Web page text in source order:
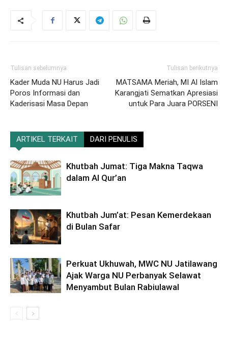
Tulisan sebelumnya
Kader Muda NU Harus Jadi
Poros Informasi dan
Kaderisasi Masa Depan
Tulisan berikutnya
MATSAMA Meriah, MI Al Islam
Karangjati Sematkan Apresiasi
untuk Para Juara PORSENI
ARTIKEL TERKAIT DARI PENULIS
Khutbah Jumat: Tiga Makna Taqwa
dalam Al Qur’an
Khutbah Jum’at: Pesan Kemerdekaan
di Bulan Safar
Perkuat Ukhuwah, MWC NU Jatilawang
Ajak Warga NU Perbanyak Selawat
Menyambut Bulan Rabiulawal